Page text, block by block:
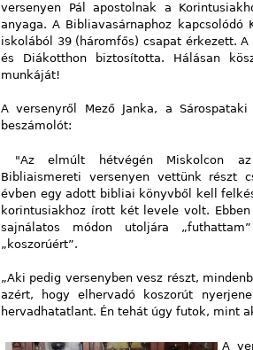
versenyen Pál apostolnak a
anyaga. A Bibliavasárnaphoz kapcsolódó
iskolából 39 (háromfős) csapat érkezett.
és Diákotthon biztosította. Hálásan
munkáját!
A versenyről Mező Janka, a
beszámolót:
"Az elmúlt hétvégén Miskolcon
Bibliaismereti versenyen vettünk részt
évben egy adott bibliai könyvből kell
korintusiakhoz írott két levele volt.
sajnálatos módon utoljára
„koszorúért”.
„Aki pedig versenyben vesz részt,
azért, hogy elhervadó koszorút
hervadhatatlant. Én tehát úgy futok, mint
A